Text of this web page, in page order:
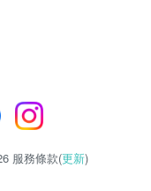
服務條款(更新)